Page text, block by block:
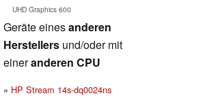
UHD Graphics 600
Geräte einesanderen
Herstellers und/oder mit
eineranderen CPU
HP Stream 14s-dq0024ns